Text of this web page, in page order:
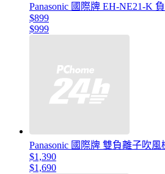
Panasonic 國際牌 EH-NE21-K
$899
$999
Panasonic 國際牌 雙負離子吹風
$1,390
$1,690